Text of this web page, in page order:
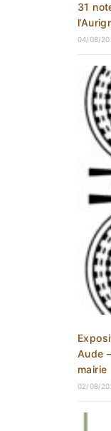
31
04/08/
Aude
mairie
02/08/